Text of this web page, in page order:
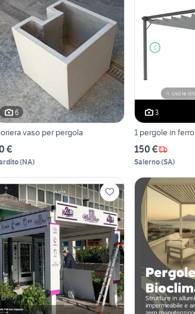
6
vaso per pergola
€
(NA)
3
1 pergole in ferro
150 €
Salerno(SA)